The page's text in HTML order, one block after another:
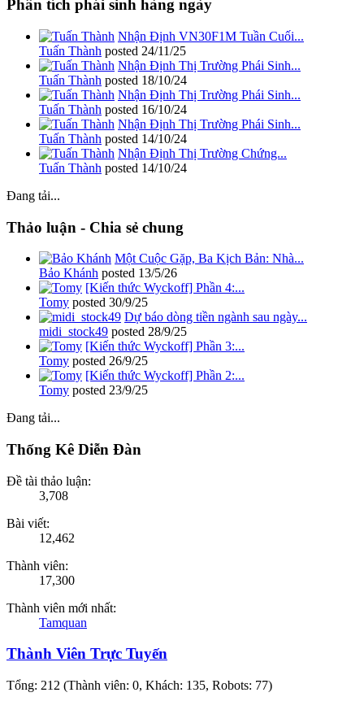
Phân tích phái sinh hàng ngày
Nhận Định VN30F1M Tuần Cuối...
Tuấn Thành posted 24/11/25
Nhận Định Thị Trường Phái Sinh...
Tuấn Thành posted 18/10/24
Nhận Định Thị Trường Phái Sinh...
Tuấn Thành posted 16/10/24
Nhận Định Thị Trường Phái Sinh...
Tuấn Thành posted 14/10/24
Nhận Định Thị Trường Chứng...
Tuấn Thành posted 14/10/24
Đang tải...
Thảo luận - Chia sẻ chung
Một Cuộc Gặp, Ba Kịch Bản: Nhà...
Bảo Khánh posted 13/5/26
[Kiến thức Wyckoff] Phần 4:...
Tomy posted 30/9/25
Dự báo dòng tiền ngành sau ngày...
midi_stock49 posted 28/9/25
[Kiến thức Wyckoff] Phần 3:...
Tomy posted 26/9/25
[Kiến thức Wyckoff] Phần 2:...
Tomy posted 23/9/25
Đang tải...
Thống Kê Diễn Đàn
Đề tài thảo luận:
3,708
Bài viết:
12,462
Thành viên:
17,300
Thành viên mới nhất:
Tamquan
Thành Viên Trực Tuyến
Tổng: 212 (Thành viên: 0, Khách: 135, Robots: 77)